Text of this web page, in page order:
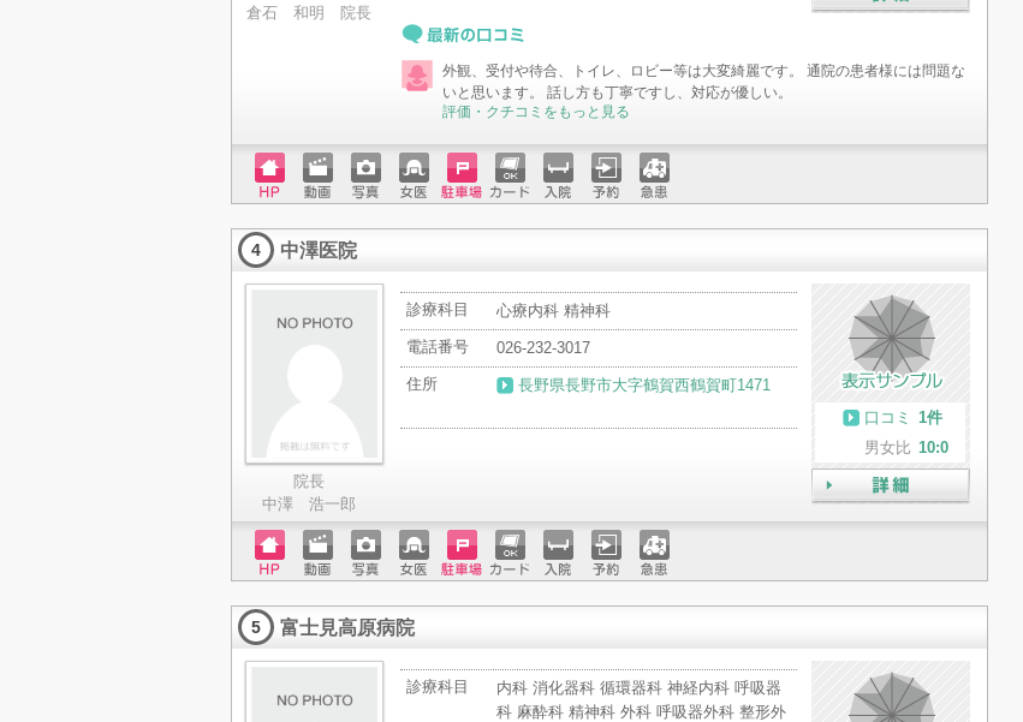
倉石 和明 院長
最新の口コミ外観、受付や待合、トイレ、ロビー等は大変綺麗です。 通院の患者様には問題な
いと思います。 話し方も丁寧ですし、対応が優しい。
評価・クチコミをもっと見る
ホーム
ページ
動画 写真 女医 駐車場クレジ
ットカ
入院 予約 急患
4 中澤医院
院長
中澤 浩一郎
診療科目
心療内科 精神科
電話番号
026-232-3017
住所
長野県長野市大字鶴賀西鶴賀町1471
口コミ
1件
男女比 10:0
ホーム
ページ
動画 写真 女医 駐車場クレジ
ットカ
入院 予約 急患
5 富士見高原病院
診療科目
内科 消化器科 循環器科 神経内科 呼吸器
科 麻酔科 精神科 外科 呼吸器外科 整形外